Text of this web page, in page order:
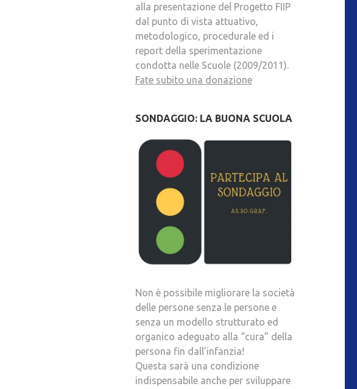
alla presentazione del Progetto FIIP
dal punto di vista attuativo,
metodologico, procedurale ed i
report della sperimentazione
condotta nelle Scuole (2009/2011).
Fate subito una donazione
SONDAGGIO: LA BUONA SCUOLA
Non è possibile migliorare la società
delle persone senza le persone e
senza un modello strutturato ed
organico adeguato alla “cura” della
persona fin dall’infanzia!
Questa sarà una condizione
indispensabile anche per sviluppare